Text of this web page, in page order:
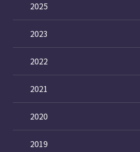
2025
2023
2022
2021
2020
2019